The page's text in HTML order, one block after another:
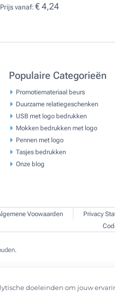
Prijs vanaf: € 4,24
Populaire Categorieën
Promotiemateriaal beurs
Duurzame relatiegeschenken
USB met logo bedrukken
Mokken bedrukken met logo
Pennen met logo
Tasjes bedrukken
Onze blog
Voowaarden Privacy
doeleinden om jouw